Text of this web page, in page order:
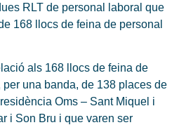
RLT de personal laboral que
168 llocs de feina de personal
als 168 llocs de feina de
una banda, de 138 places de
Oms – Sant Miquel i
i Son Bru i que varen ser